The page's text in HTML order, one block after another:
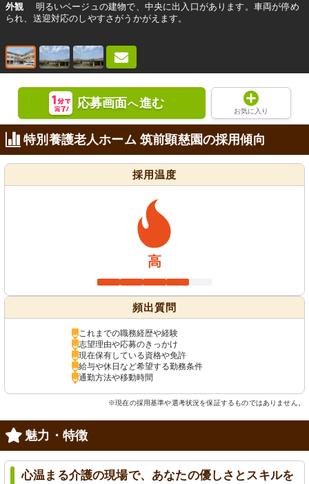
外観
明るいベージュの建物で、中央に出入口があります。車両が停め
られ、送迎対応のしやすさがうかがえます。
応募画面へ進む
お気に入り
特別養護老人ホーム 筑前顕慈園の採用傾向
採用温度
高
頻出質問
これまでの職務経歴や経験
志望理由や応募のきっかけ
現在保有している資格や免許
給与や休日など希望する勤務条件
通勤方法や移動時間
※現在の採用基準や選考状況を保証するものではありません。
魅力・特徴
心温まる介護の現場で、あなたの優しさとスキルを